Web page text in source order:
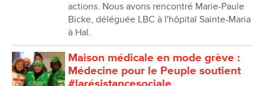
actions. Nous avons rencontré Marie-Paule
Bicke, déléguée LBC à l'hôpital Sainte-Maria
à Hal.
Maison médicale en mode grève :
Médecine pour le Peuple soutient